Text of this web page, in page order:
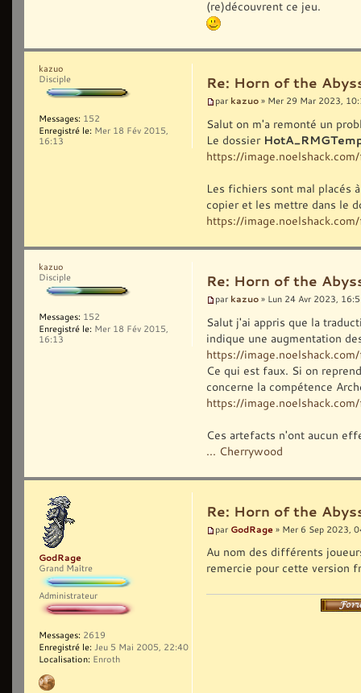
(re)découvrent ce jeu.
Re: Horn of the
par kazuo » Mer 29 Mar 2023,
Salut on m'a remonté un
Le dossier
https://
Les fichiers sont mal placés
copier et les mettre dans le
https://
kazuo
Disciple
Messages: 152
Enregistré le: Mer 18 Fév 2015,
16:13
Re: Horn of the
par kazuo » Lun 24 Avr 2023,
Salut j'ai appris que la
indique une augmentation
https://
Ce qui est faux. Si on
concerne la compétence
https://
Ces artefacts n'ont aucun
... Cherrywood
kazuo
Disciple
Messages: 152
Enregistré le: Mer 18 Fév 2015,
16:13
Re: Horn of the
par GodRage » Mer 6 Sep 2023,
Au nom des différents
remercie pour cette version
GodRage
Grand Maître
Administrateur
Messages: 2619
Enregistré le: Jeu 5 Mai 2005, 22:40
Localisation: Enroth